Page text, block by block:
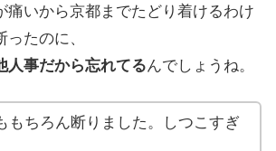
痛いから京都までたどり着けるわけ
たのに、
人事だから忘れてるんでしょうね。
もちろん断りました。しつこすぎ